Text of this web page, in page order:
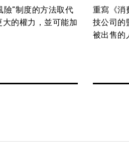
險”制度的方法取代
的權力，並可能加
重寫《消
技公司的
被出售的